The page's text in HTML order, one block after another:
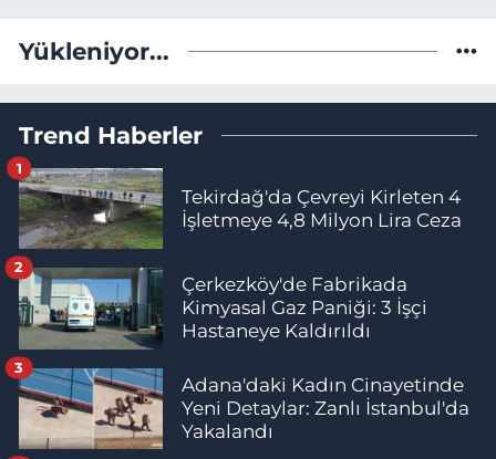
Yükleniyor...
Trend Haberler
Tekirdağ'da Çevreyi Kirleten 4
İşletmeye 4,8 Milyon Lira Ceza
1
Çerkezköy'de Fabrikada
Kimyasal Gaz Paniği: 3 İşçi
Hastaneye Kaldırıldı
2
Adana'daki Kadın Cinayetinde
Yeni Detaylar: Zanlı İstanbul'da
Yakalandı
3